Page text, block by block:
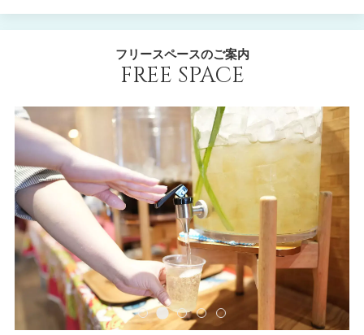
フリースペースのご案内
FREE SPACE